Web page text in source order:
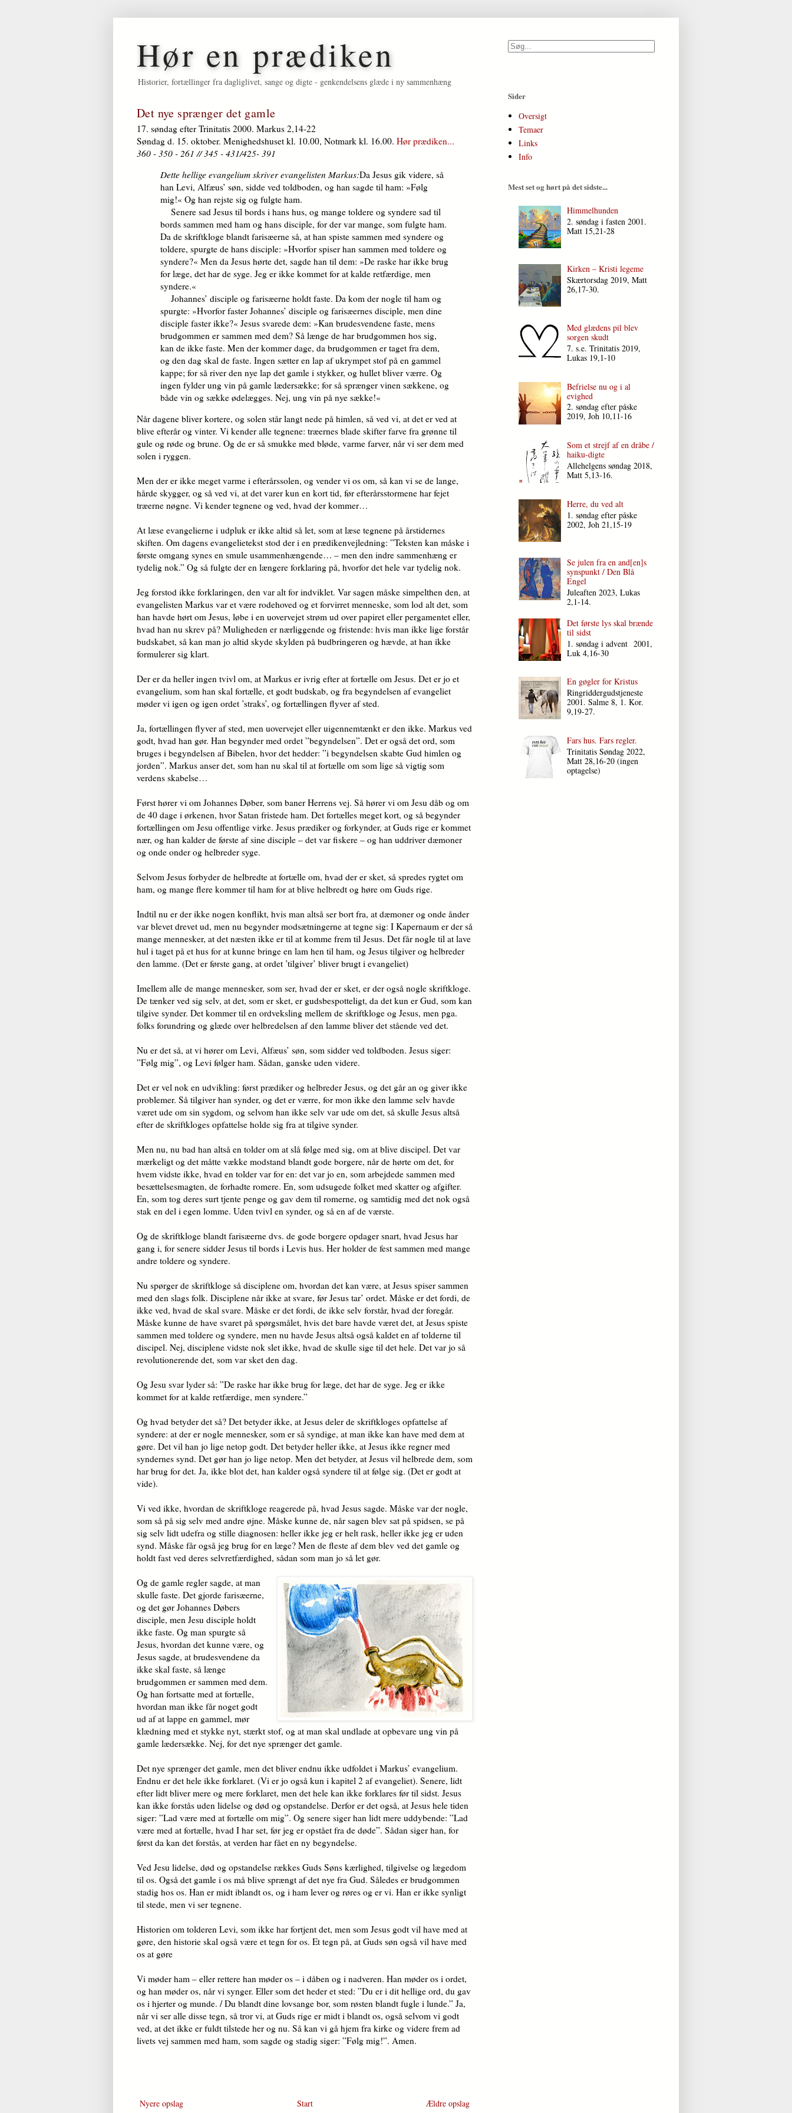
Hør en prædiken
Historier, fortællinger fra dagliglivet, sange og digte - genkendelsens glæde i ny sammenhæng
Det nye sprænger det gamle
17. søndag efter Trinitatis 2000. Markus 2,14-22
Søndag d. 15. oktober. Menighedshuset kl. 10.00, Notmark kl. 16.00. Hør prædiken...
360 - 350 - 261 // 345 - 431/425- 391
Dette hellige evangelium skriver evangelisten Markus:Da Jesus gik videre, så
han Levi, Alfæus’ søn, sidde ved told­boden, og han sagde til ham: »Følg
mig!« Og han rejste sig og fulgte ham.
Senere sad Jesus til bords i hans hus, og mange toldere og syndere sad til
bords sammen med ham og hans disciple, for der var mange, som fulgte ham.
Da de skriftkloge blandt farisæerne så, at han spiste sammen med syndere og
toldere, spurgte de hans disciple: »Hvorfor spiser han sammen med toldere og
syndere?« Men da Jesus hørte det, sagde han til dem: »De raske har ikke brug
for læge, det har de syge. Jeg er ikke kommet for at kalde retfærdige, men
syndere.«
Johannes’ disciple og farisæerne holdt faste. Da kom der nogle til ham og
spurgte: »Hvorfor faster Johannes’ disciple og farisæernes disciple, men dine
disciple faster ikke?« Je­sus svarede dem: »Kan brudesvendene faste, mens
brud­gom­men er sammen med dem? Så længe de har brud­gom­men hos sig,
kan de ikke faste. Men der kommer dage, da brud­gom­men er taget fra dem,
og den dag skal de faste. Ingen sæt­ter en lap af ukrympet stof på en gammel
kappe; for så river den nye lap det gamle i stykker, og hullet bliver værre. Og
ingen fylder ung vin på gamle lædersække; for så spræn­ger vinen sækkene, og
både vin og sække ødelægges. Nej, ung vin på nye sække!«
Når dagene bliver kortere, og solen står langt nede på himlen, så ved vi, at det er ved at
blive efterår og vinter. Vi kender alle tegnene: træernes blade skifter farve fra grønne til
gule og røde og brune. Og de er så smukke med bløde, varme farver, når vi ser dem med
solen i ryggen.
Men der er ikke meget varme i efterårssolen, og vender vi os om, så kan vi se de lange,
hårde skygger, og så ved vi, at det varer kun en kort tid, før efterårsstormene har fejet
træerne nøgne. Vi kender tegnene og ved, hvad der kommer…
At læse evangelierne i udpluk er ikke altid så let, som at læse tegnene på årstidernes
skiften. Om dagens evangelietekst stod der i en præ­di­ken­vej­led­ning: ”Teksten kan måske i
første omgang synes en smule u­sam­men­hæng­en­de… – men den indre sammenhæng er
tydelig nok.” Og så fulgte der en længere forklaring på, hvorfor det hele var tydelig nok.
Jeg forstod ikke forklaringen, den var alt for indviklet. Var sagen måske simpelthen den, at
evangelisten Markus var et være rodehoved og et for­virret menneske, som lod alt det, som
han havde hørt om Jesus, løbe i en uovervejet strøm ud over papiret eller pergamentet eller,
hvad han nu skrev på? Muligheden er nærliggende og fristende: hvis man ikke lige forstår
budskabet, så kan man jo altid skyde skylden på budbringeren og hævde, at han ikke
formulerer sig klart.
Der er da heller ingen tvivl om, at Markus er ivrig efter at fortælle om Jesus. Det er jo et
evangelium, som han skal fortælle, et godt budskab, og fra begyndelsen af evangeliet
møder vi igen og igen ordet ’straks’, og fortællingen flyver af sted.
Ja, fortællingen flyver af sted, men uovervejet eller uigennemtænkt er den ikke. Markus ved
godt, hvad han gør. Han begynder med ordet ”be­gyndelsen”. Det er også det ord, som
bruges i begyndelsen af Bibelen, hvor det hedder: ”i begyndelsen skabte Gud himlen og
jorden”. Markus anser det, som han nu skal til at fortælle om som lige så vigtig som
verdens skabelse…
Først hører vi om Johannes Døber, som baner Herrens vej. Så hører vi om Jesu dåb og om
de 40 dage i ørkenen, hvor Satan fristede ham. Det fortælles meget kort, og så begynder
fortællingen om Jesu offentlige virke. Jesus prædiker og forkynder, at Guds rige er kommet
nær, og han kalder de første af sine disciple – det var fiskere – og han uddriver dæmoner
og onde onder og helbreder syge.
Selvom Jesus forbyder de helbredte at fortælle om, hvad der er sket, så spredes rygtet om
ham, og mange flere kommer til ham for at blive hel­bredt og høre om Guds rige.
Indtil nu er der ikke nogen konflikt, hvis man altså ser bort fra, at dæ­mo­ner og onde ånder
var blevet drevet ud, men nu begynder mod­sæt­ning­er­ne at tegne sig: I Kapernaum er der så
mange mennesker, at det næsten ikke er til at komme frem til Jesus. Det får nogle til at lave
hul i taget på et hus for at kunne bringe en lam hen til ham, og Jesus tilgiver og hel­bre­der
den lamme. (Det er første gang, at ordet ’tilgiver’ bliver brugt i evangeliet)
Imellem alle de mange mennesker, som ser, hvad der er sket, er der også nogle skriftkloge.
De tænker ved sig selv, at det, som er sket, er guds­be­spot­te­ligt, da det kun er Gud, som kan
tilgive synder. Det kommer til en ordveksling mellem de skriftkloge og Jesus, men pga.
folks forundring og glæde over helbredelsen af den lamme bliver det stående ved det.
Nu er det så, at vi hører om Levi, Alfæus’ søn, som sidder ved told­bod­en. Jesus siger:
”Følg mig”, og Levi følger ham. Sådan, ganske uden videre.
Det er vel nok en udvikling: først prædiker og helbreder Jesus, og det går an og giver ikke
problemer. Så tilgiver han synder, og det er værre, for mon ikke den lamme selv havde
været ude om sin sygdom, og selvom han ikke selv var ude om det, så skulle Jesus altså
efter de skriftkloges opfattelse holde sig fra at tilgive synder.
Men nu, nu bad han altså en tolder om at slå følge med sig, om at blive discipel. Det var
mærkeligt og det måtte vække modstand blandt gode borgere, når de hørte om det, for
hvem vidste ikke, hvad en tolder var for en: det var jo en, som arbejdede sammen med
besættelsesmagten, de forhadte romere. En, som udsugede folket med skatter og afgifter.
En, som tog deres surt tjente penge og gav dem til romerne, og samtidig med det nok også
stak en del i egen lomme. Uden tvivl en synder, og så en af de værste.
Og de skriftkloge blandt farisæerne dvs. de gode borgere opdager snart, hvad Jesus har
gang i, for senere sidder Jesus til bords i Levis hus. Her holder de fest sammen med mange
andre toldere og syndere.
Nu spørger de skriftkloge så disciplene om, hvordan det kan være, at Jesus spiser sammen
med den slags folk. Disciplene når ikke at svare, før Jesus tar’ ordet. Måske er det fordi, de
ikke ved, hvad de skal svare. Måske er det fordi, de ikke selv forstår, hvad der foregår.
Måske kunne de have svaret på spørgsmålet, hvis det bare havde været det, at Jesus spiste
sammen med toldere og syndere, men nu havde Jesus altså også kaldet en af tolderne til
discipel. Nej, disciplene vidste nok slet ikke, hvad de skulle sige til det hele. Det var jo så
revolutionerende det, som var sket den dag.
Og Jesu svar lyder så: ”De raske har ikke brug for læge, det har de syge. Jeg er ikke
kommet for at kalde retfærdige, men syndere.”
Og hvad betyder det så? Det betyder ikke, at Jesus deler de skriftkloges opfattelse af
syndere: at der er nogle mennesker, som er så syndige, at man ikke kan have med dem at
gøre. Det vil han jo lige netop godt. Det betyder heller ikke, at Jesus ikke regner med
syndernes synd. Det gør han jo lige netop. Men det betyder, at Jesus vil helbrede dem, som
har brug for det. Ja, ikke blot det, han kalder også syndere til at følge sig. (Det er godt at
vide).
Vi ved ikke, hvordan de skriftkloge reagerede på, hvad Jesus sagde. Må­ske var der nogle,
som så på sig selv med andre øjne. Måske kunne de, når sagen blev sat på spidsen, se på
sig selv lidt udefra og stille diag­no­sen: heller ikke jeg er helt rask, heller ikke jeg er uden
synd. Måske får også jeg brug for en læge? Men de fleste af dem blev ved det gamle og
holdt fast ved deres selvretfærdighed, sådan som man jo så let gør.
Og de gamle regler sagde, at man
skulle faste. Det gjorde farisæerne,
og det gør Johannes Døbers
disciple, men Jesu disciple holdt
ikke faste. Og man spurgte så
Jesus, hvordan det kunne være, og
Jesus sagde, at bru­de­sven­de­ne da
ikke skal faste, så længe
brudgommen er sammen med dem.
Og han fortsatte med at fortælle,
hvordan man ikke får noget godt
ud af at lappe en gammel, mør
klædning med et stykke nyt, stærkt stof, og at man skal undlade at opbevare ung vin på
gamle lædersække. Nej, for det nye sprænger det gamle.
Det nye sprænger det gamle, men det bliver endnu ikke udfoldet i Mar­kus’ evangelium.
Endnu er det hele ikke forklaret. (Vi er jo også kun i kapitel 2 af evangeliet). Senere, lidt
efter lidt bliver mere og mere for­klaret, men det hele kan ikke forklares før til sidst. Jesus
kan ikke forstås uden lidelse og død og opstandelse. Derfor er det også, at Jesus hele tid­en
siger: ”Lad være med at fortælle om mig”. Og senere siger han lidt mere uddybende: ”Lad
være med at fortælle, hvad I har set, før jeg er opstået fra de døde”. Sådan siger han, for
først da kan det forstås, at verden har fået en ny begyndelse.
Ved Jesu lidelse, død og opstandelse rækkes Guds Søns kærlighed, til­givelse og lægedom
til os. Også det gamle i os må blive sprængt af det nye fra Gud. Således er brudgommen
stadig hos os. Han er midt iblandt os, og i ham lever og røres og er vi. Han er ikke synligt
til stede, men vi ser tegnene.
Historien om tolderen Levi, som ikke har fortjent det, men som Jesus godt vil have med at
gøre, den historie skal også være et tegn for os. Et tegn på, at Guds søn også vil have med
os at gøre
Vi møder ham – eller rettere han møder os – i dåben og i nadveren. Han møder os i ordet,
og han møder os, når vi synger. Eller som det heder et sted: ”Du er i dit hellige ord, du gav
os i hjerter og munde. / Du blandt di­ne lovsange bor, som røsten blandt fugle i lunde.” Ja,
når vi ser alle dis­se tegn, så tror vi, at Guds rige er midt i blandt os, også selvom vi godt
ved, at det ikke er fuldt tilstede her og nu. Så kan vi gå hjem fra kir­ke og videre frem ad
livets vej sammen med ham, som sagde og stadig siger: ”Følg mig!”. Amen.
Nyere opslag Ældre opslag
Start
Sider
Oversigt
Temaer
Links
Info
Mest set og hørt på det sidste...
Himmelhunden
2. søndag i fasten 2001.
Matt 15,21-28
Kirken – Kristi legeme
Skærtorsdag 2019, Matt
26,17-30.
Med glædens pil blev
sorgen skudt
7. s.e. Trinitatis 2019,
Lukas 19,1-10
Befrielse nu og i al
evighed
2. søndag efter påske
2019, Joh 10,11-16
Som et strejf af en dråbe /
haiku-digte
Allehelgens søndag 2018,
Matt 5,13-16.
Herre, du ved alt
1. søndag efter påske
2002, Joh 21,15-19
Se julen fra en and[en]s
synspunkt / Den Blå
Engel
Juleaften 2023, Lukas
2,1-14.
Det første lys skal brænde
til sidst
1. søndag i advent 2001,
Luk 4,16-30
En gøgler for Kristus
Ringriddergudstjeneste
2001. Salme 8, 1. Kor.
9,19-27.
Fars hus. Fars regler.
Trinitatis Søndag 2022,
Matt 28,16-20 (ingen
optagelse)